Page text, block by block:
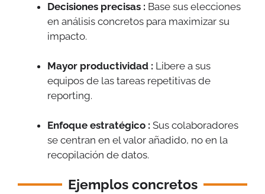
Decisiones precisas : Base sus elecciones
en análisis concretos para maximizar su
impacto.
Mayor productividad : Libere a sus
equipos de las tareas repetitivas de
reporting.
Enfoque estratégico : Sus colaboradores
se centran en el valor añadido, no en la
recopilación de datos.
Ejemplos concretos